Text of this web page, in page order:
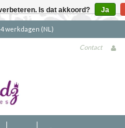
Gratis verzending boven €90 (NL)
Contact
Is dat akkoord? Ja